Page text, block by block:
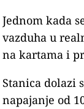
Jednom kada
vazduha u
na kartama i
Stanica dolazi
napajanje od